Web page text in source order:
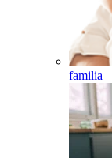
familia